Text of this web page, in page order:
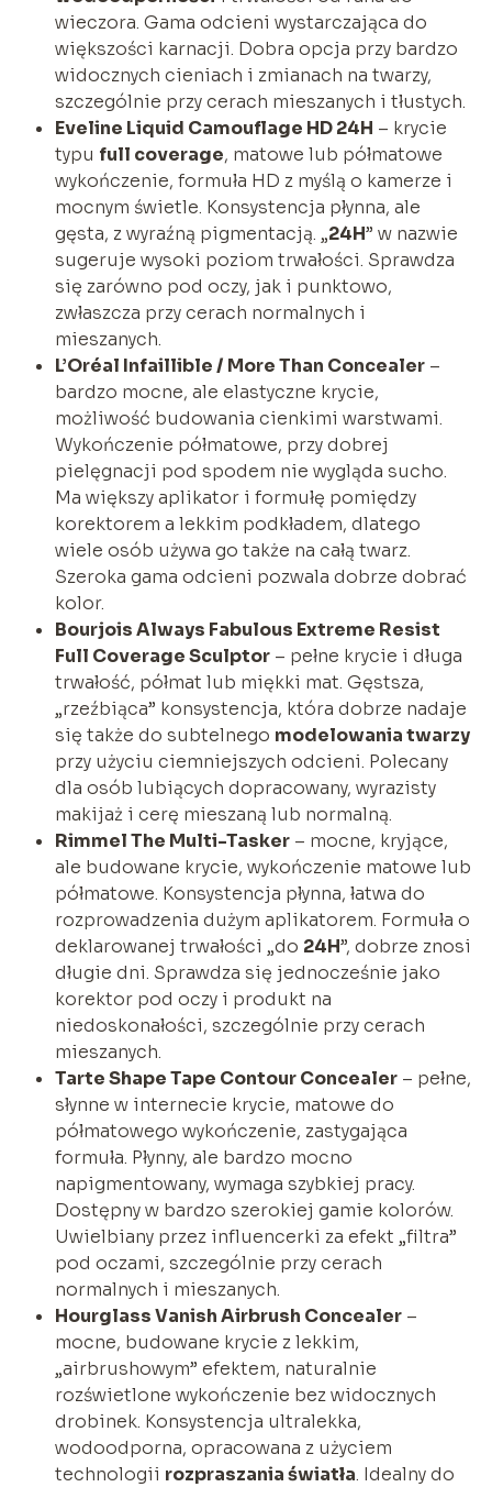
wieczora. Gama odcieni wystarczająca do
większości karnacji. Dobra opcja przy bardzo
widocznych cieniach i zmianach na twarzy,
szczególnie przy cerach mieszanych i tłustych.
Eveline Liquid Camouflage HD 24H – krycie
typu full coverage, matowe lub półmatowe
wykończenie, formuła HD z myślą o kamerze i
mocnym świetle. Konsystencja płynna, ale
gęsta, z wyraźną pigmentacją. „24H” w nazwie
sugeruje wysoki poziom trwałości. Sprawdza
się zarówno pod oczy, jak i punktowo,
zwłaszcza przy cerach normalnych i
mieszanych.
L’Oréal Infaillible / More Than Concealer–
bardzo mocne, ale elastyczne krycie,
możliwość budowania cienkimi warstwami.
Wykończenie półmatowe, przy dobrej
pielęgnacji pod spodem nie wygląda sucho.
Ma większy aplikator i formułę pomiędzy
korektorem a lekkim podkładem, dlatego
wiele osób używa go także na całą twarz.
Szeroka gama odcieni pozwala dobrze dobrać
kolor.
Bourjois Always Fabulous Extreme Resist
Full Coverage Sculptor– pełne krycie i długa
trwałość, półmat lub miękki mat. Gęstsza,
„rzeźbiąca” konsystencja, która dobrze nadaje
się także do subtelnego modelowania twarzy
przy użyciu ciemniejszych odcieni. Polecany
dla osób lubiących dopracowany, wyrazisty
makijaż i cerę mieszaną lub normalną.
Rimmel The Multi-Tasker– mocne, kryjące,
ale budowane krycie, wykończenie matowe lub
półmatowe. Konsystencja płynna, łatwa do
rozprowadzenia dużym aplikatorem. Formuła o
deklarowanej trwałości „do 24H”, dobrze znosi
długie dni. Sprawdza się jednocześnie jako
korektor pod oczy i produkt na
niedoskonałości, szczególnie przy cerach
mieszanych.
Tarte Shape Tape Contour Concealer– pełne,
słynne w internecie krycie, matowe do
półmatowego wykończenie, zastygająca
formuła. Płynny, ale bardzo mocno
napigmentowany, wymaga szybkiej pracy.
Dostępny w bardzo szerokiej gamie kolorów.
Uwielbiany przez influencerki za efekt „filtra”
pod oczami, szczególnie przy cerach
normalnych i mieszanych.
Hourglass Vanish Airbrush Concealer–
mocne, budowane krycie z lekkim,
„airbrushowym” efektem, naturalnie
rozświetlone wykończenie bez widocznych
drobinek. Konsystencja ultralekka,
wodoodporna, opracowana z użyciem
technologii rozpraszania światła. Idealny do